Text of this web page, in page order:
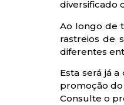
diversificado
Ao longo de
rastreios de
diferentes
Esta será já
promoção
Consulte o